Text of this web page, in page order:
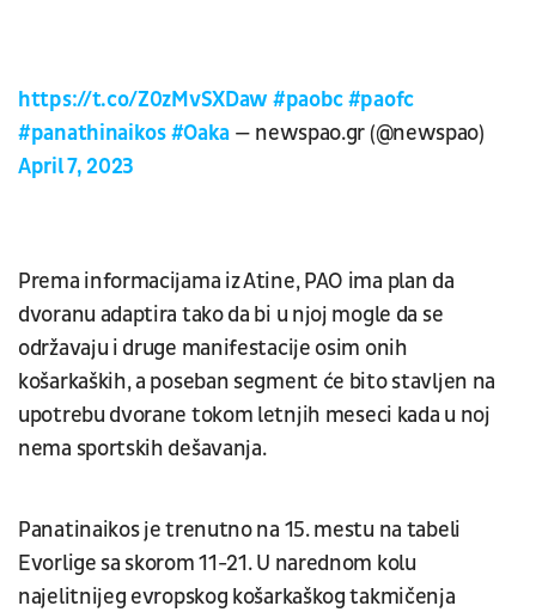
https://t.co/Z0zMvSXDaw#paobc#paofc
#panathinaikos#Oaka — newspao.gr (@newspao)
April 7, 2023
Prema informacijama iz Atine, PAO ima plan da
dvoranu adaptira tako da bi u njoj mogle da se
održavaju i druge manifestacije osim onih
košarkaških, a poseban segment će bito stavljen na
upotrebu dvorane tokom letnjih meseci kada u noj
nema sportskih dešavanja.
Panatinaikos je trenutno na 15. mestu na tabeli
Evorlige sa skorom 11-21. U narednom kolu
najelitnijeg evropskog košarkaškog takmičenja